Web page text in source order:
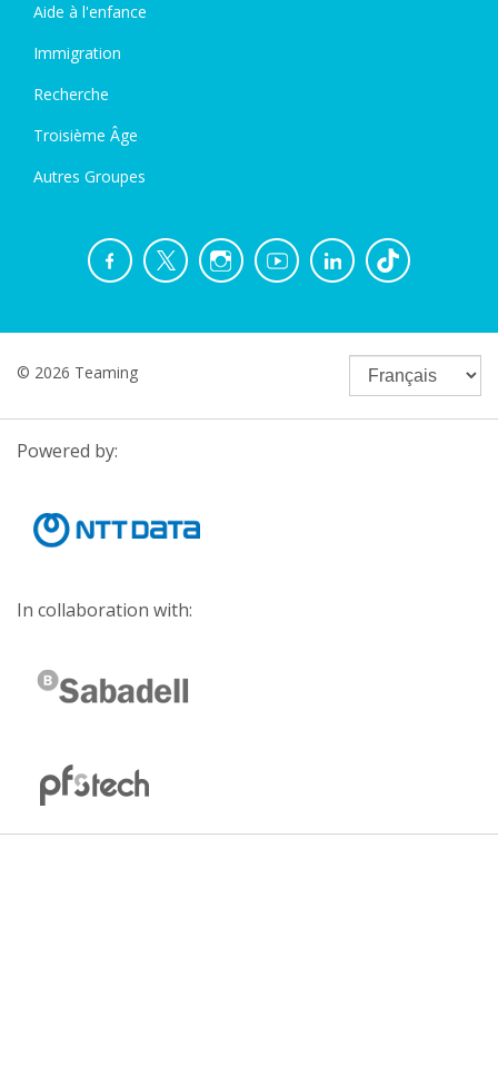
Aide à l'enfance
Immigration
Recherche
Troisième Âge
Autres Groupes
© 2026 Teaming
Powered by:
In collaboration with: